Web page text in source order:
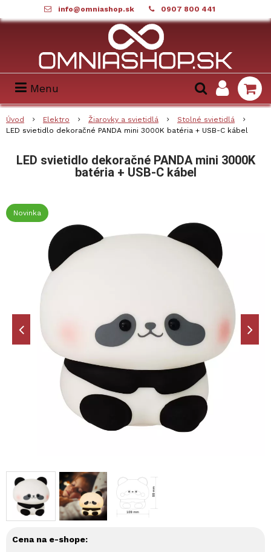
info@omniashop.sk 0907 800 441
Menu
Úvod Elektro Žiarovky a svietidlá
Stolné svietidlá
LED svietidlo dekoračné PANDA mini 3000K batéria + USB-C kábel
LED svietidlo dekoračné PANDA mini 3000K
batéria + USB-C kábel
Novinka
Cena na e-shope: